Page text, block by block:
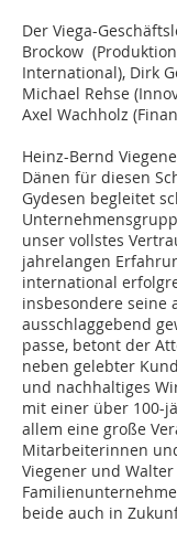
Der Viega-
Brockow
International), Dirk
Michael Rehse
Axel Wachholz
Heinz-Bernd
Dänen für diesen
Gydesen begleitet
unser vollstes
jahrelangen
international
insbesondere seine
ausschlaggebend
passe, betont der
neben gelebter
und nachhaltiges
mit einer über 100-
allem eine große
Mitarbeiterinnen
Viegener und
beide auch in